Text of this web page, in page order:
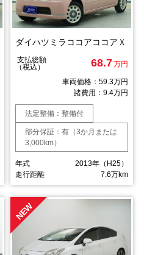
ダイハツミラココアココアＸ
支払総額
（税込）
68.7万円
車両価格：59.3万円
諸費用：9.4万円
法定整備：整備付
部分保証：有（3か月または
3,000km）
年式
2013年（H25）
走行距離
7.6万km